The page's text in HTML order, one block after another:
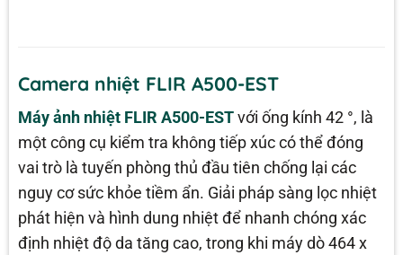
Camera nhiệt FLIR A500-EST
Máy ảnh nhiệt FLIR A500-ESTvới ống kính 42 °, là
một công cụ kiểm tra không tiếp xúc có thể đóng
vai trò là tuyến phòng thủ đầu tiên chống lại các
nguy cơ sức khỏe tiềm ẩn. Giải pháp sàng lọc nhiệt
phát hiện và hình dung nhiệt để nhanh chóng xác
định nhiệt độ da tăng cao, trong khi máy dò 464 x